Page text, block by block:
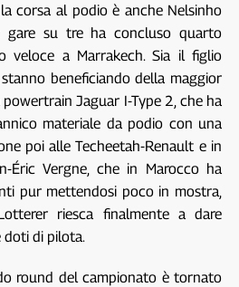
corsa al podio è anche Nelsinho
gare su tre ha concluso quarto
veloce a Marrakech. Sia il figlio
beneficiando della maggior
Jaguar I-Type 2, che ha
materiale da podio con una
poi alle Techeetah-Renault e in
Éric Vergne, che in Marocco ha
pur mettendosi poco in mostra,
riesca finalmente a dare
doti di pilota.
round del campionato è tornato